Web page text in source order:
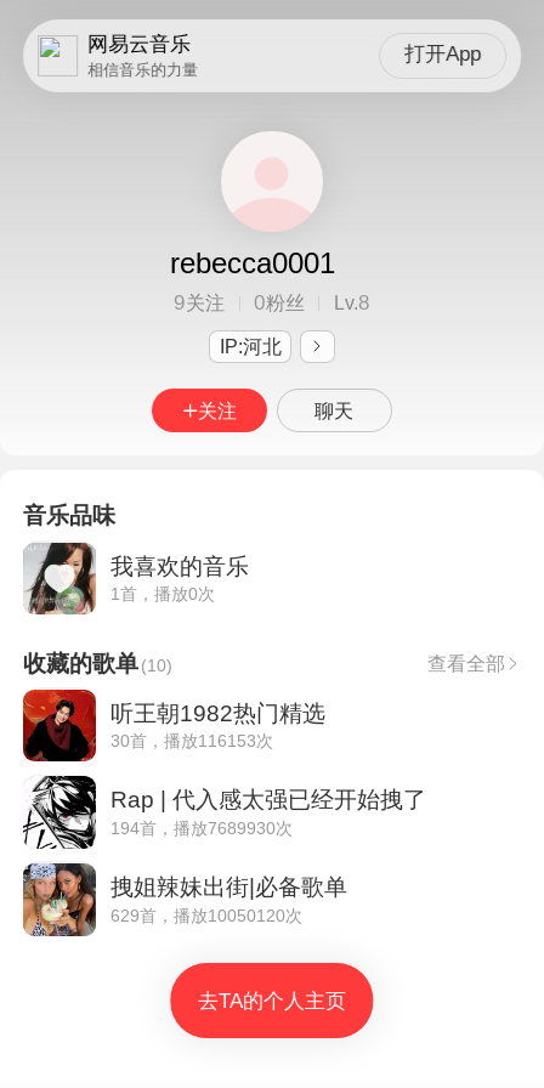
网易云音乐
相信音乐的力量
打开App
rebecca0001
9关注 0粉丝 Lv.8
IP:河北
关注 聊天
音乐品味
我喜欢的音乐
1首，播放0次
收藏的歌单(10) 查看全部
听王朝1982热门精选
30首，播放116153次
Rap | 代入感太强已经开始拽了
194首，播放7689930次
拽姐辣妹出街|必备歌单
629首，播放10050120次
去TA的个人主页